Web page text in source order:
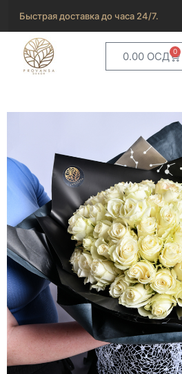
Быстрая доставка до часа 24/7.
0.00 ОСД 0